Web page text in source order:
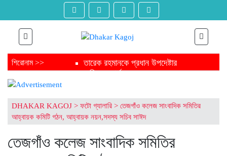
শিরোনাম >>
তারেক রহমানকে প্রধান উপদেষ্টার
অভিনন্দন বার্তা
ফাঁসির মঞ্চ থেকে নির্বাচন মঞ্চ জয় করে
এবার যাচ্ছেন সংসদে
ত্রয়োদশ জাতীয় সংসদ নির্বাচনে
চট্টগ্রামের এক গ্রাম থেকেই ৩ এমপি
সংসদে যাচ্ছেন পিন্টু-টুকু আপন দুই ভাই
DHAKAR KAGOJ > ফটো গ্যালারি > তেজগাঁও কলেজ সাংবাদিক সমিতির
আহ্বায়ক কমিটি গঠন, আহ্বায়ক নয়ন,সদস্য সচিব সাঈদ
তেজগাঁও কলেজ সাংবাদিক সমিতির